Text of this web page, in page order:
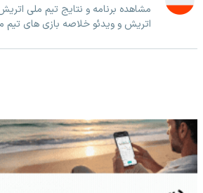
مشاهده برنامه و نتایج تیم ملی
اتریش و ویدئو خلاصه بازی های تیم